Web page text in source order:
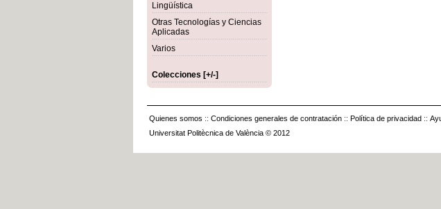
Lingüística
Otras Tecnologías y Ciencias
Aplicadas
Varios
Colecciones [+/-]
Quienes somos :: Condiciones generales de contratación :: Política de privacidad ::
Universitat Politècnica de València © 2012